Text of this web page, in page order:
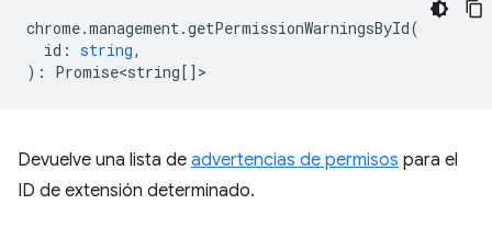
chrome.management.getPermissionWarningsById(
id : string,
) : Promise<string[]>
Devuelve una lista de advertencias de permisos para el
ID de extensión determinado.